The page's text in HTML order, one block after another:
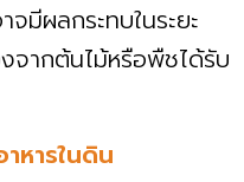
มีผลกระทบในระยะ
จากต้นไม้หรือพืชได้รับ
หารในดิน